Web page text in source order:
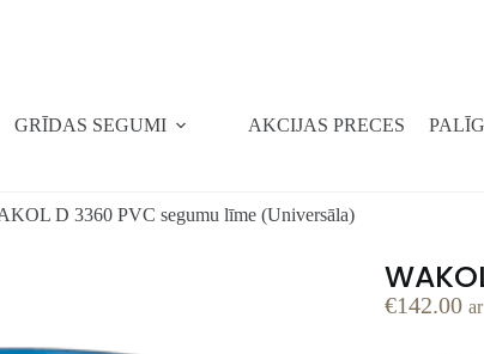
GRĪDAS SEGUMI AKCIJAS PRECES
D 3360 PVC segumu līme (Universāla)
€142.00